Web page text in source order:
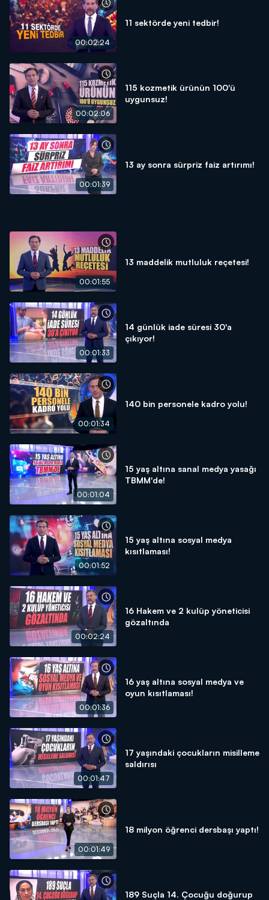
00:02:24
11 sektörde yeni tedbir!
00:02:06
115 kozmetik ürünün 100'ü
uygunsuz!
00:01:39
13 ay sonra sürpriz faiz artırımı!
00:01:55
13 maddelik mutluluk reçetesi!
00:01:33
14 günlük iade süresi 30'a
çıkıyor!
00:01:34
140 bin personele kadro yolu!
00:01:04
15 yaş altına sanal medya yasağı
TBMM'de!
00:01:52
15 yaş altına sosyal medya
kısıtlaması!
00:02:24
16 Hakem ve 2 kulüp yöneticisi
gözaltında
00:01:36
16 yaş altına sosyal medya ve
oyun kısıtlaması!
00:01:47
17 yaşındaki çocukların misilleme
saldırısı
00:01:49
18 milyon öğrenci dersbaşı yaptı!
189 Suçla 14. Çocuğu doğurup